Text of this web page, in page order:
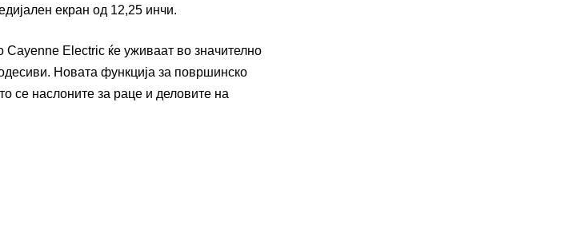
екран од 12,25 инчи.
Electric ќе уживаат во значително
Новата функција за површинско
се наслоните за раце и деловите на